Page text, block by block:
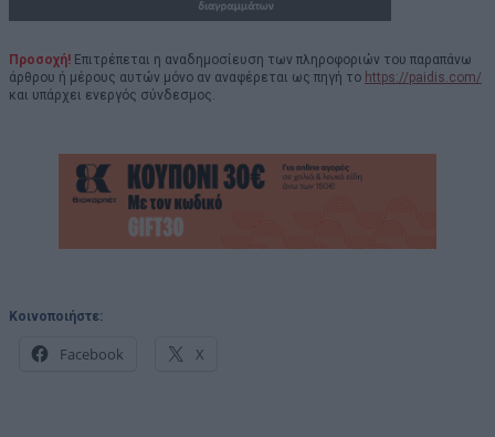
Προσοχή! Επιτρέπεται η αναδημοσίευση των πληροφοριών του παραπάνω
άρθρου ή μέρους αυτών μόνο αν αναφέρεται ως πηγή το https://paidis.com/
και υπάρχει ενεργός σύνδεσμος.
Κοινοποιήστε:
Facebook X